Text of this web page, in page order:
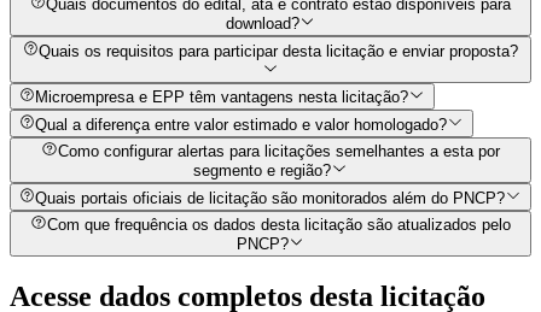
Quais documentos do edital, ata e contrato estão disponíveis para
download?
Quais os requisitos para participar desta licitação e enviar proposta?
Microempresa e EPP têm vantagens nesta licitação?
Qual a diferença entre valor estimado e valor homologado?
Como configurar alertas para licitações semelhantes a esta por
segmento e região?
Quais portais oficiais de licitação são monitorados além do PNCP?
Com que frequência os dados desta licitação são atualizados pelo
PNCP?
Acesse dados completos desta licitação